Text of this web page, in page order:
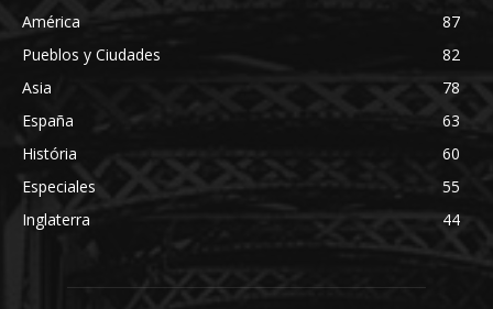
América
87
Pueblos y Ciudades
82
Asia
78
España
63
História
60
Especiales
55
Inglaterra
44